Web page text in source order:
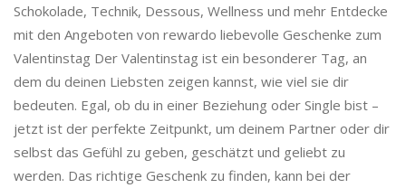
Schokolade, Technik, Dessous, Wellness und mehr Entdecke
mit den Angeboten von rewardo liebevolle Geschenke zum
Valentinstag Der Valentinstag ist ein besonderer Tag, an
dem du deinen Liebsten zeigen kannst, wie viel sie dir
bedeuten. Egal, ob du in einer Beziehung oder Single bist –
jetzt ist der perfekte Zeitpunkt, um deinem Partner oder dir
selbst das Gefühl zu geben, geschätzt und geliebt zu
werden. Das richtige Geschenk zu finden, kann bei der